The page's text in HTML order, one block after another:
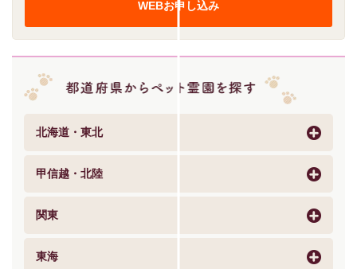
WEBお申し込み
北海道・東北
甲信越・北陸
関東
東海